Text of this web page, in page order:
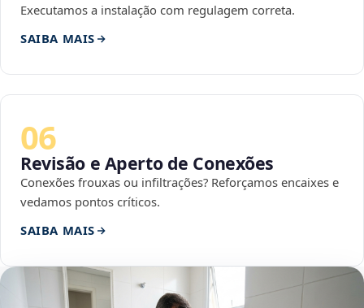
Executamos a instalação com regulagem correta.
SAIBA MAIS
06
Revisão e Aperto de Conexões
Conexões frouxas ou infiltrações? Reforçamos encaixes e
vedamos pontos críticos.
SAIBA MAIS